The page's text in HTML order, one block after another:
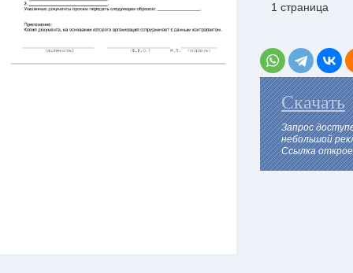
1 страница
Скачать
Запрос
небольшой
Ссылка